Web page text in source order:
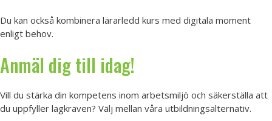
Du kan också kombinera lärarledd kurs med digitala moment
enligt behov.
Anmäl dig till idag!
Vill du stärka din kompetens inom arbetsmiljö och säkerställa att
du uppfyller lagkraven? Välj mellan våra utbildningsalternativ.